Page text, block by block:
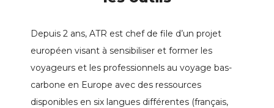
Depuis 2 ans, ATR est chef de file d’un projet
européen visant à sensibiliser et former les
voyageurs et les professionnels au voyage bas-
carbone en Europe avec des ressources
disponibles en six langues différentes (français,